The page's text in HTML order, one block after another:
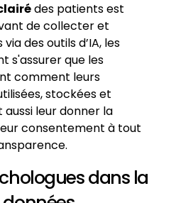
des patients est
de collecter et
des outils d’IA, les
s'assurer que les
comment leurs
stockées et
leur donner la
consentement à tout
dans la